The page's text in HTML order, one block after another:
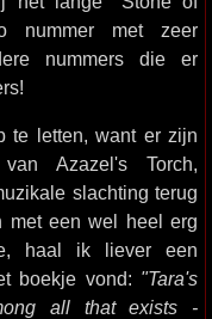
nummer met zeer
nummers die er
te letten, want er zijn
Azazel's Torch,
slachting terug
met een wel heel erg
haal ik liever een
boekje vond: "Tara's
all that exists -